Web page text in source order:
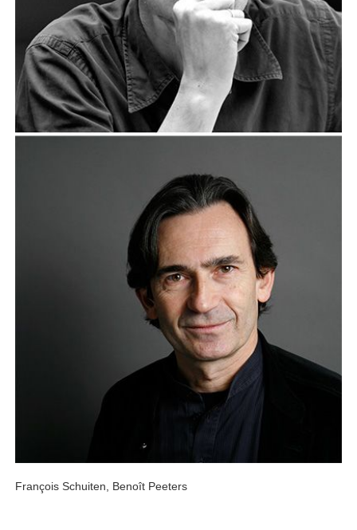
François Schuiten, Benoît Peeters